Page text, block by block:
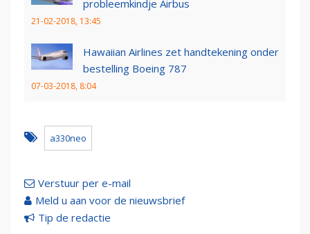
probleemkindje Airbus
21-02-2018, 13:45
Hawaiian Airlines zet handtekening onder
bestelling Boeing 787
07-03-2018, 8:04
a330neo
Verstuur per e-mail
Meld u aan voor de nieuwsbrief
Tip de redactie